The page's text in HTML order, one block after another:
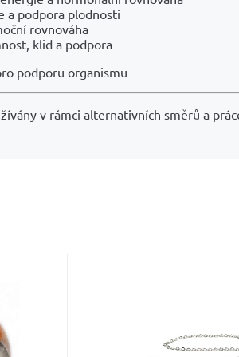
a podpora plodnosti
rovnováha
klid a podpora
podporu organismu
v rámci alternativních směrů a
1
+ 18 cm řetízek
hlubšího napojení na